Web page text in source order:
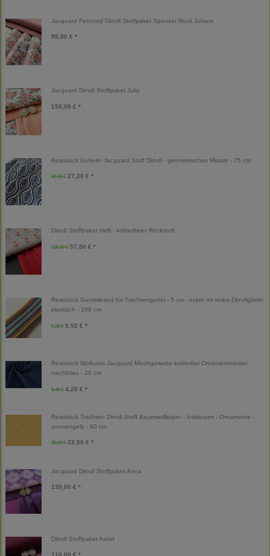
Jacquard Feincord Dirndl Stoffpaket Spenzer Rock Juliane
95,00 € *
Jacquard Dirndl Stoffpaket Julia
150,00 € *
Reststück Gobelin Jacquard Stoff Dirndl - geometrisches Muster - 75 cm
32,00 € 27,20 € *
Dirndl Stoffpaket Helli - knitterfreier Rockstoff
115,00 € 57,50 € *
Reststück Gummiband für Trachtengürtel - 5 cm - ocker rot türkis Dirndlgürtel
elastisch - 108 cm
9,20 € 5,52 € *
Reststück Wollsatin Jacquard Mischgewebe knitterfrei Ornamentmuster -
nachtblau - 20 cm
8,40 € 4,20 € *
Reststück Trachten Dirndl Stoff Baumwollköper - knitterarm - Ornamente -
sonnengelb - 60 cm
25,00 € 22,50 € *
Jacquard Dirndl Stoffpaket Anna
130,00 € *
Dirndl Stoffpaket Astrid
110,00 € *